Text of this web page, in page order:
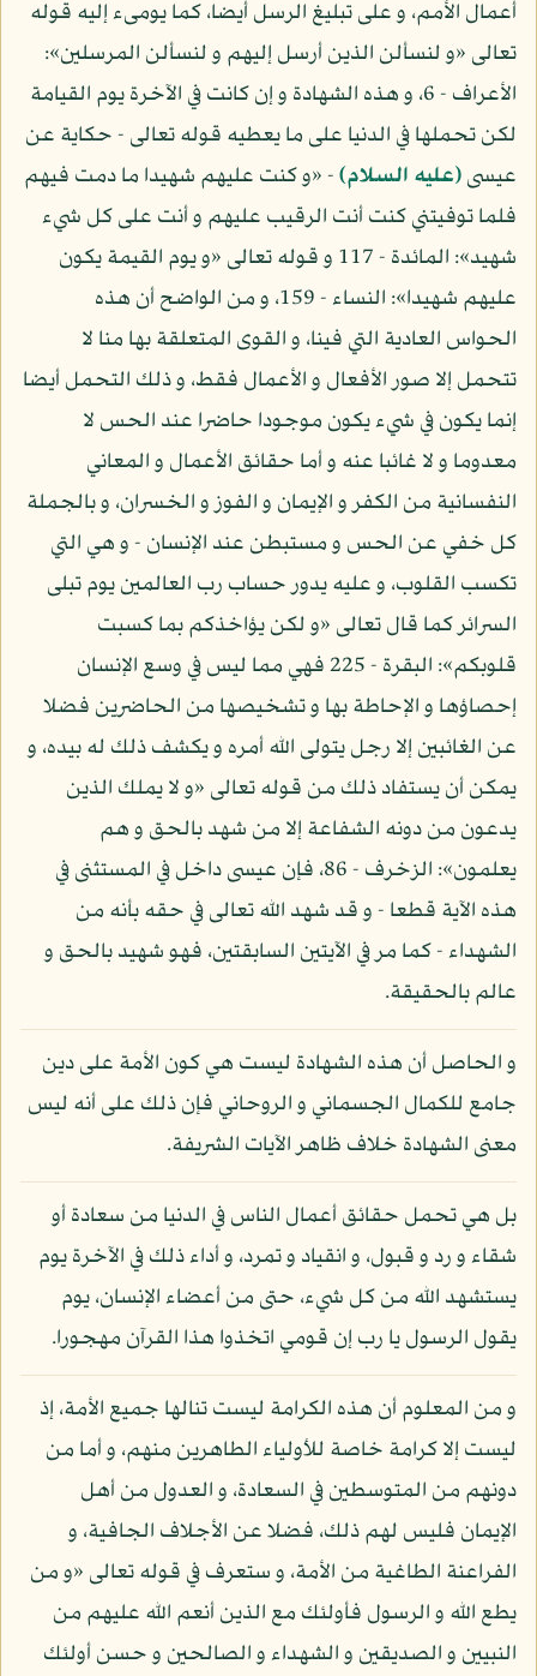
أعمال الأمم، و على تبليغ الرسل أيضا، كما يومىء إليه قوله
تعالى «و لنسألن الذين أرسل إليهم و لنسألن المرسلين»:
الأعراف - 6، و هذه الشهادة و إن كانت في الآخرة يوم القيامة
لكن تحملها في الدنيا على ما يعطيه قوله تعالى - حكاية عن
عيسى(عليه السلام)- «و كنت عليهم شهيدا ما دمت فيهم
فلما توفيتني كنت أنت الرقيب عليهم و أنت على كل شيء
شهيد»: المائدة - 117 و قوله تعالى «و يوم القيمة يكون
عليهم شهيدا»: النساء - 159، و من الواضح أن هذه
الحواس العادية التي فينا، و القوى المتعلقة بها منا لا
تتحمل إلا صور الأفعال و الأعمال فقط، و ذلك التحمل أيضا
إنما يكون في شيء يكون موجودا حاضرا عند الحس لا
معدوما و لا غائبا عنه و أما حقائق الأعمال و المعاني
النفسانية من الكفر و الإيمان و الفوز و الخسران، و بالجملة
كل خفي عن الحس و مستبطن عند الإنسان - و هي التي
تكسب القلوب، و عليه يدور حساب رب العالمين يوم تبلى
السرائر كما قال تعالى «و لكن يؤاخذكم بما كسبت
قلوبكم»: البقرة - 225 فهي مما ليس في وسع الإنسان
إحصاؤها و الإحاطة بها و تشخيصها من الحاضرين فضلا
عن الغائبين إلا رجل يتولى الله أمره و يكشف ذلك له بيده، و
يمكن أن يستفاد ذلك من قوله تعالى «و لا يملك الذين
يدعون من دونه الشفاعة إلا من شهد بالحق و هم
يعلمون»: الزخرف - 86، فإن عيسى داخل في المستثنى في
هذه الآية قطعا - و قد شهد الله تعالى في حقه بأنه من
الشهداء - كما مر في الآيتين السابقتين، فهو شهيد بالحق و
عالم بالحقيقة.
و الحاصل أن هذه الشهادة ليست هي كون الأمة على دين
جامع للكمال الجسماني و الروحاني فإن ذلك على أنه ليس
معنى الشهادة خلاف ظاهر الآيات الشريفة.
بل هي تحمل حقائق أعمال الناس في الدنيا من سعادة أو
شقاء و رد و قبول، و انقياد و تمرد، و أداء ذلك في الآخرة يوم
يستشهد الله من كل شيء، حتى من أعضاء الإنسان، يوم
يقول الرسول يا رب إن قومي اتخذوا هذا القرآن مهجورا.
و من المعلوم أن هذه الكرامة ليست تنالها جميع الأمة، إذ
ليست إلا كرامة خاصة للأولياء الطاهرين منهم، و أما من
دونهم من المتوسطين في السعادة، و العدول من أهل
الإيمان فليس لهم ذلك، فضلا عن الأجلاف الجافية، و
الفراعنة الطاغية من الأمة، و ستعرف في قوله تعالى «و من
يطع الله و الرسول فأولئك مع الذين أنعم الله عليهم من
النبيين و الصديقين و الشهداء و الصالحين و حسن أولئك